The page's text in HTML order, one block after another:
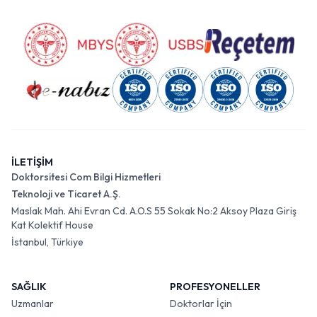
İLETİŞİM
Doktorsitesi Com Bilgi Hizmetleri
Teknoloji ve Ticaret A.Ş.
Maslak Mah. Ahi Evran Cd. A.O.S 55 Sokak No:2 Aksoy Plaza Giriş
Kat Kolektif House
İstanbul, Türkiye
SAĞLIK
Uzmanlar
PROFESYONELLER
Doktorlar İçin